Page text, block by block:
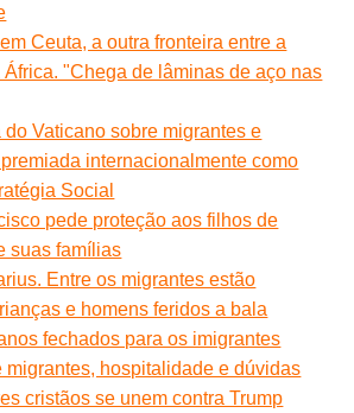
Ceuta, a outra fronteira entre a
África. "Chega de lâminas de aço nas
do Vaticano sobre migrantes e
internacionalmente como
Social
pede proteção aos filhos de
suas famílias
Entre os migrantes estão
e homens feridos a bala
fechados para os imigrantes
migrantes, hospitalidade e dúvidas
cristãos se unem contra Trump